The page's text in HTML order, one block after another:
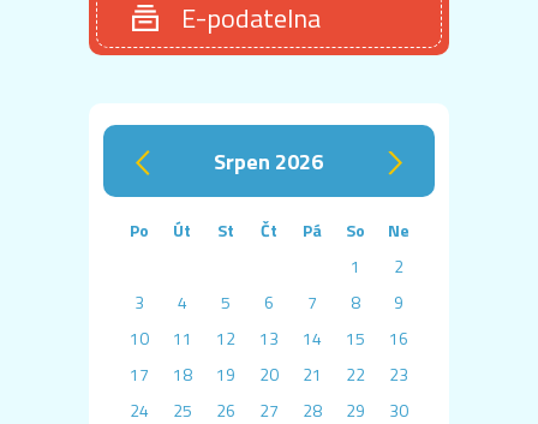
E-podatelna
‹ srpen 2026 ›
Po Út St Čt Pá So
Ne
1
2
3
4 5 6 7 8
9
10
11 12 13 14 15
16
17
18 19 20 21 22
23
24
25 26 27 28 29
30